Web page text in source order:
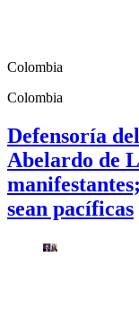
Colombia
Colombia
Defensoría
Abelardo de
sean pacíficas